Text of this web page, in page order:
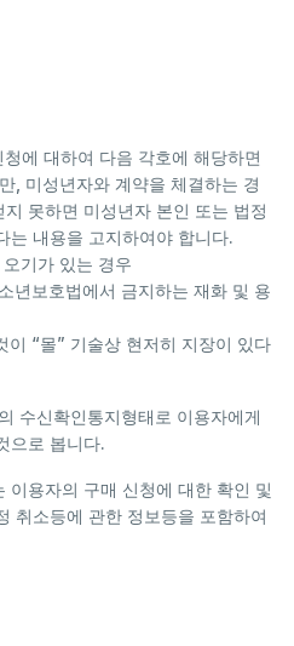
에 대하여 다음 각호에 해당하면
, 미성년자와 계약을 체결하는 경
못하면 미성년자 본인 또는 법정
는 내용을 고지하여야 합니다.
기가 있는 경우
년보호법에서 금지하는 재화 및 용
“몰” 기술상 현저히 지장이 있다
수신확인통지형태로 이용자에게
으로 봅니다.
용자의 구매 신청에 대한 확인 및
취소등에 관한 정보등을 포함하여